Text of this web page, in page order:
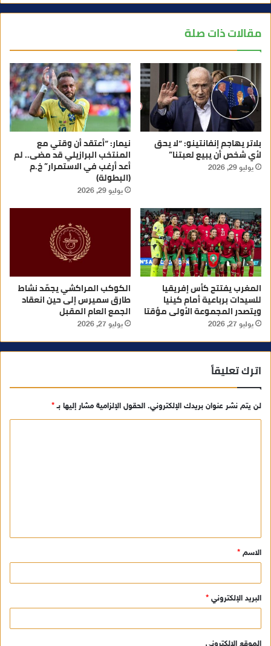
مقالات ذات صلة
بلاتر يهاجم إنفانتينو: “لا يحق
لأي شخص أن يبيع لعبتنا”
يوليو 29, 2026
نيمار: “أعتقد أن وقتي مع
المنتخب البرازيلي قد مضى.. لم
أعد أرغب في الاستمرار” خ.م
(البطولة)
يوليو 29, 2026
المغرب يفتتح كأس إفريقيا
للسيدات برباعية أمام كينيا
ويتصدر المجموعة الأولى مؤقتا
يوليو 27, 2026
الكوكب المراكشي يجمّد نشاط
طارق سميرس إلى حين انعقاد
الجمع العام المقبل
يوليو 27, 2026
اترك تعليقاً
لن يتم نشر عنوان بريدك الإلكتروني. الحقول الإلزامية مشار إليها بـ*
ق
*
الاسم *
البريد الإلكتروني *